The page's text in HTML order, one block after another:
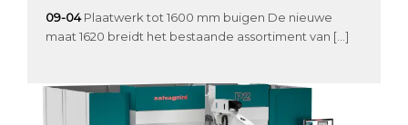
09-04 Plaatwerk tot 1600 mm buigen De nieuwe
maat 1620 breidt het bestaande assortiment van […]